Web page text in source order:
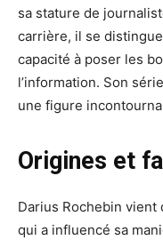
sa stature de
carrière, il se
capacité à poser les
l’information. Son
une figure
Origines et
Darius Rochebin vient
qui a influencé sa